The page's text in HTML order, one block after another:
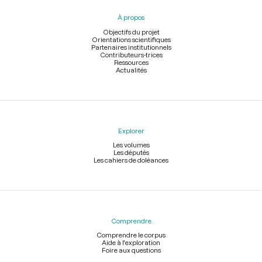
À propos
Objectifs du projet
Orientations scientifiques
Partenaires institutionnels
Contributeurs-trices
Ressources
Actualités
Explorer
Les volumes
Les députés
Les cahiers de doléances
Comprendre
Comprendre le corpus
Aide à l'exploration
Foire aux questions